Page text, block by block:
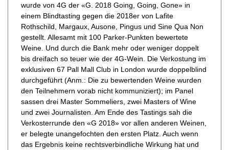
wurde von 4G der «G. 2018 Going, Going, Gone» in
einem Blindtasting gegen die 2018er von Lafite
Rothschild, Margaux, Ausone, Pingus und Sine Qua Non
gestellt. Allesamt mit 100 Parker-Punkten bewertete
Weine. Und durch die Bank mehr oder weniger doppelt
bis dreifach so teuer wie der 4G-Wein. Die Verkostung im
exklusiven 67 Pall Mall Club in London wurde doppelblind
durchgeführt (Anm.: Die zu bewertenden Weine wurden
den Teilnehmern vorab nicht kommuniziert); im Panel
sassen drei Master Sommeliers, zwei Masters of Wine
und zwei Journalisten. Am Ende des Tastings sah die
Verkosterrunde den «G 2018» vor allen anderen Weinen,
er belegte unangefochten den ersten Platz. Auch wenn
das Ergebnis keine rechtsverbindliche Wirkung hat und